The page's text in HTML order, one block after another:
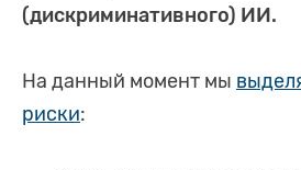
(дискриминативного) ИИ.
На данный момент мы
риски: